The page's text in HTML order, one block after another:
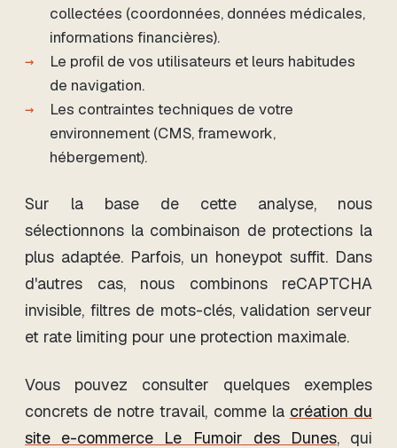
collectées (coordonnées, données médicales,
informations financières).
Le profil de vos utilisateurs et leurs habitudes
de navigation.
Les contraintes techniques de votre
environnement (CMS, framework,
hébergement).
Sur la base de cette analyse, nous
sélectionnons la combinaison de protections la
plus adaptée. Parfois, un honeypot suffit. Dans
d'autres cas, nous combinons reCAPTCHA
invisible, filtres de mots-clés, validation serveur
et rate limiting pour une protection maximale.
Vous pouvez consulter quelques exemples
concrets de notre travail, comme la création du
site e-commerce Le Fumoir des Dunes, qui